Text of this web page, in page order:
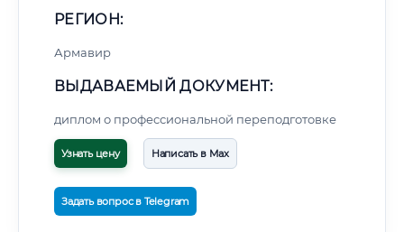
РЕГИОН:
Армавир
ВЫДАВАЕМЫЙ ДОКУМЕНТ:
диплом о профессиональной переподготовке
Узнать цену Написать в Max
Задать вопрос в Telegram